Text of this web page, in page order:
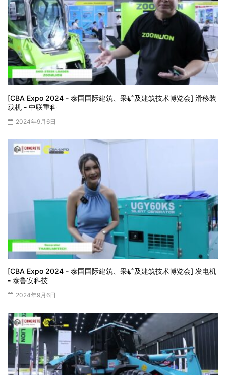
[CBA Expo 2024 - 泰国国际建筑、采矿及建筑技术博览会] 滑移装
载机 - 中联重科
2024年9月6日
[CBA Expo 2024 - 泰国国际建筑、采矿及建筑技术博览会] 发电机
- 泰鲁安科技
2024年9月6日